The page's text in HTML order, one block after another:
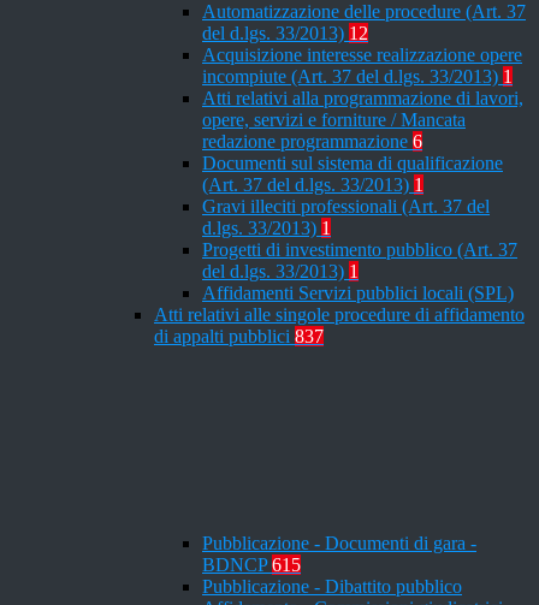
Automatizzazione delle procedure (Art. 37
del d.lgs. 33/2013) 12
Acquisizione interesse realizzazione opere
incompiute (Art. 37 del d.lgs. 33/2013) 1
Atti relativi alla programmazione di lavori,
opere, servizi e forniture / Mancata
redazione programmazione 6
Documenti sul sistema di qualificazione
(Art. 37 del d.lgs. 33/2013) 1
Gravi illeciti professionali (Art. 37 del
d.lgs. 33/2013) 1
Progetti di investimento pubblico (Art. 37
del d.lgs. 33/2013) 1
Affidamenti Servizi pubblici locali (SPL)
Atti relativi alle singole procedure di affidamento
di appalti pubblici 837
Pubblicazione - Documenti di gara -
BDNCP615
Pubblicazione - Dibattito pubblico